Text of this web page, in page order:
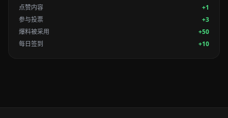
点赞内容
+1
参与投票
+3
爆料被采用
+50
每日签到
+10